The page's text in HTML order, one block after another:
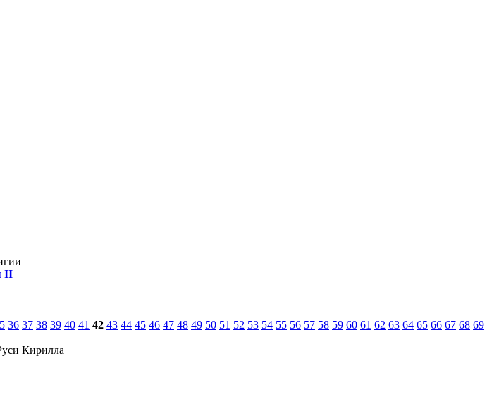
II
36 37 38 39 40 41 42 43 44 45 46 47 48 49 50 51 52 53 54 55 56 57 58 59 60 61 62 63 64 65 66 67 68 69
Кирилла